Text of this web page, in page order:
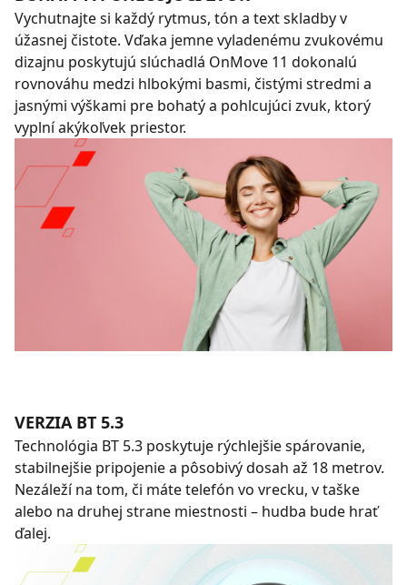
Vychutnajte si každý rytmus, tón a text skladby v
úžasnej čistote. Vďaka jemne vyladenému zvukovému
dizajnu poskytujú slúchadlá OnMove 11 dokonalú
rovnováhu medzi hlbokými basmi, čistými stredmi a
jasnými výškami pre bohatý a pohlcujúci zvuk, ktorý
vyplní akýkoľvek priestor.
VERZIA BT 5.3
Technológia BT 5.3 poskytuje rýchlejšie spárovanie,
stabilnejšie pripojenie a pôsobivý dosah až 18 metrov.
Nezáleží na tom, či máte telefón vo vrecku, v taške
alebo na druhej strane miestnosti – hudba bude hrať
ďalej.